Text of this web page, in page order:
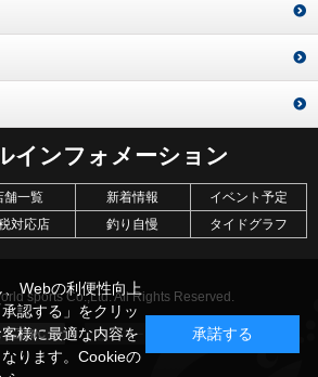
インフォメーション
舗一覧 新着情報
イベント予定
対応店 釣り自慢
タイドグラフ
sports Co.,Ltd. All Rights Reserved.
Webの利便性向上
認する」をクリッ
様に最適な内容を
ります。Cookieの
承諾する